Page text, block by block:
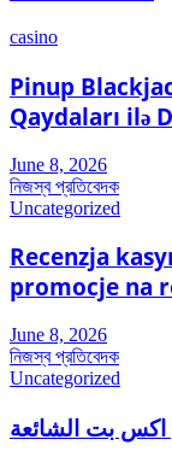
casino
Pinup
Qaydaları ilə
June 8, 2026
নিজস্ব প্রতিবেদক
Uncategorized
Recenzja
promocje na
June 8, 2026
নিজস্ব প্রতিবেদক
Uncategorized
اكس بت الشائعة